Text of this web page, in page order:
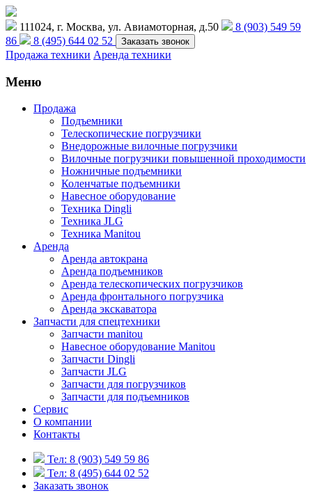
111024, г. Москва, ул. Авиамоторная, д.50
8 (903) 549 59
86
8 (495) 644 02 52 Заказать звонок
Продажа техники Аренда техники
Меню
Продажа
Подъемники
Телескопические погрузчики
Внедорожные вилочные погрузчики
Вилочные погрузчики повышенной проходимости
Ножничные подъемники
Коленчатые подъемники
Навесное оборудование
Техника Dingli
Техника JLG
Техника Manitou
Аренда
Аренда автокрана
Аренда подъемников
Аренда телескопических погрузчиков
Аренда фронтального погрузчика
Аренда экскаватора
Запчасти для спецтехники
Запчасти manitou
Навесное оборудование Manitou
Запчасти Dingli
Запчасти JLG
Запчасти для погрузчиков
Запчасти для подъемников
Cервис
О компании
Контакты
Тел: 8 (903) 549 59 86
Тел: 8 (495) 644 02 52
Заказать звонок